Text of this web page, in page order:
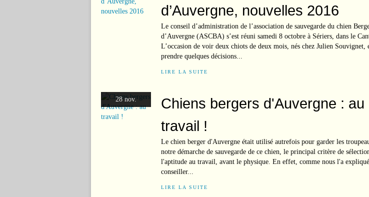
d’Auvergne, nouvelles 2016
Le conseil d’administration de l’association de sauvegarde du chien
d’Auvergne (ASCBA) s’est réuni samedi 8 octobre à Sériers, dans le
L’occasion de voir deux chiots de deux mois, nés chez Julien Souvignet,
prendre quelques décisions...
LIRE LA SUITE
28 nov.
Chiens bergers d'Auvergne : au
travail !
Le chien berger d'Auvergne était utilisé autrefois pour garder les
notre démarche de sauvegarde de ce chien, le principal critère de
l'aptitude au travail, avant le physique. En effet, comme nous l'a
conseiller...
LIRE LA SUITE